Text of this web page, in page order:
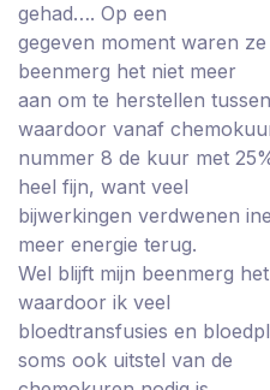
gehad…. Op een
gegeven moment waren
beenmerg het niet meer
aan om te herstellen
waardoor vanaf
nummer 8 de kuur met
heel fijn, want veel
bijwerkingen verdwenen
meer energie terug.
Wel blijft mijn beenmerg
waardoor ik veel
bloedtransfusies en
soms ook uitstel van de